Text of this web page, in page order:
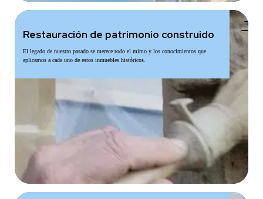
Restauración de patrimonio construido
El legado de nuestro pasado se merece todo el mimo y los conocimientos que
aplicamos a cada uno de estos inmuebles históricos.
add